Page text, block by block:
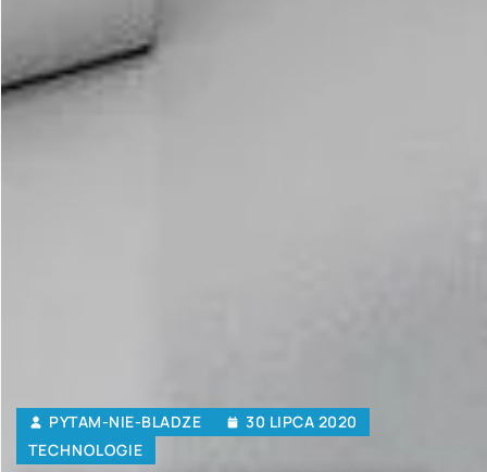
PYTAM-NIE-BLADZE
30 LIPCA 2020
TECHNOLOGIE